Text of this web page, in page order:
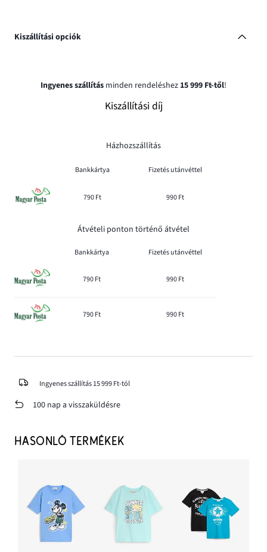
Kiszállítási opciók
Ingyenes szállítás minden rendeléshez 15 999 Ft-től!
Kiszállítási díj
Házhozszállítás
Bankkártya Fizetés utánvéttel
790 Ft 990 Ft
Átvételi ponton történő átvétel
Bankkártya Fizetés utánvéttel
790 Ft 990 Ft
790 Ft 990 Ft
Ingyenes szállítás 15 999 Ft-tól
100 nap a visszaküldésre
HASONLÓ TERMÉKEK